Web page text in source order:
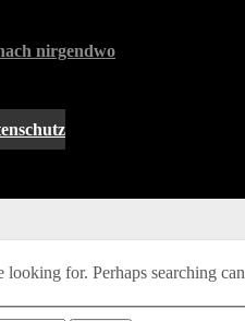
nirgendwo
looking for. Perhaps searching